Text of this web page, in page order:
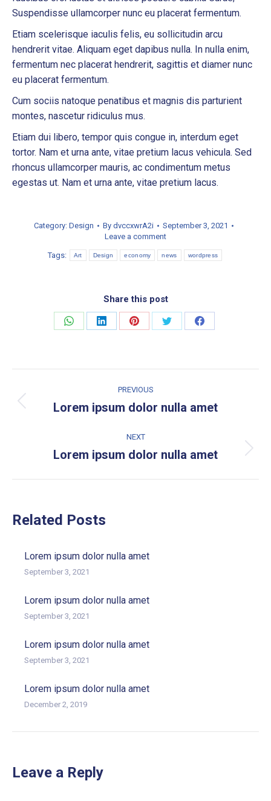
Suspendisse ullamcorper nunc eu placerat fermentum.
Etiam scelerisque iaculis felis, eu sollicitudin arcu
hendrerit vitae. Aliquam eget dapibus nulla. In nulla enim,
fermentum nec placerat hendrerit, sagittis et diamer nunc
eu placerat fermentum.
Cum sociis natoque penatibus et magnis dis parturient
montes, nascetur ridiculus mus.
Etiam dui libero, tempor quis congue in, interdum eget
tortor. Nam et urna ante, vitae pretium lacus vehicula. Sed
rhoncus ullamcorper mauris, ac condimentum metus
egestas ut. Nam et urna ante, vitae pretium lacus.
Category: Design By dvccxwrA2i
September 3, 2021
Leave a comment
Tags: Art Design economy news wordpress
Share this post
Share
Share
Share
Share
Share
navigation
PREVIOUS
Previous
Lorem ipsum dolor nulla amet
NEXT
Next
Lorem ipsum dolor nulla amet
Related Posts
Lorem ipsum dolor nulla amet
September 3, 2021
Lorem ipsum dolor nulla amet
September 3, 2021
Lorem ipsum dolor nulla amet
September 3, 2021
Lorem ipsum dolor nulla amet
December 2, 2019
Leave a Reply